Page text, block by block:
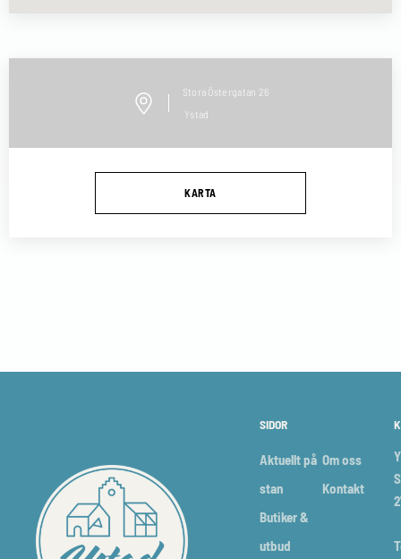
Stora Östergatan 26
Ystad
KARTA
SIDOR
Aktuellt på
stan
Butiker &
utbud
Om oss
Kontakt